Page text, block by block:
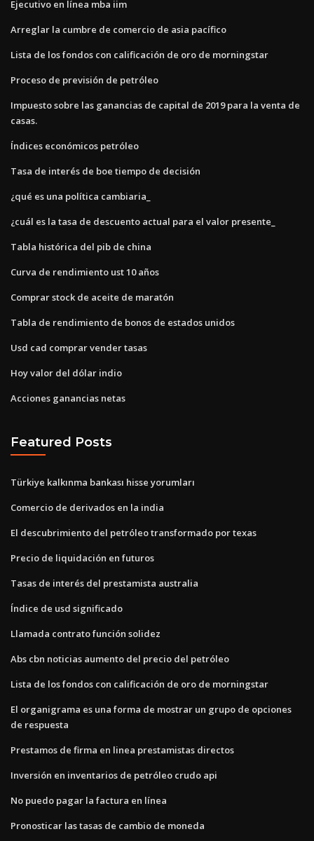
Ejecutivo en línea mba iim
Arreglar la cumbre de comercio de asia pacífico
Lista de los fondos con calificación de oro de morningstar
Proceso de previsión de petróleo
Impuesto sobre las ganancias de capital de 2019 para la venta de
casas.
Índices económicos petróleo
Tasa de interés de boe tiempo de decisión
¿qué es una política cambiaria_
¿cuál es la tasa de descuento actual para el valor presente_
Tabla histórica del pib de china
Curva de rendimiento ust 10 años
Comprar stock de aceite de maratón
Tabla de rendimiento de bonos de estados unidos
Usd cad comprar vender tasas
Hoy valor del dólar indio
Acciones ganancias netas
Featured Posts
Türkiye kalkınma bankası hisse yorumları
Comercio de derivados en la india
El descubrimiento del petróleo transformado por texas
Precio de liquidación en futuros
Tasas de interés del prestamista australia
Índice de usd significado
Llamada contrato función solidez
Abs cbn noticias aumento del precio del petróleo
Lista de los fondos con calificación de oro de morningstar
El organigrama es una forma de mostrar un grupo de opciones
de respuesta
Prestamos de firma en linea prestamistas directos
Inversión en inventarios de petróleo crudo api
No puedo pagar la factura en línea
Pronosticar las tasas de cambio de moneda